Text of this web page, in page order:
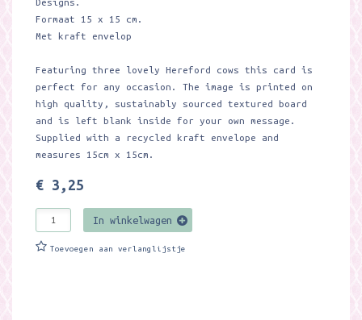
Formaat 15 x 15 cm.
Met kraft envelop
Featuring three lovely Hereford cows this card is
perfect for any occasion. The image is printed on
high quality, sustainably sourced textured board
and is left blank inside for your own message.
Supplied with a recycled kraft envelope and
measures 15cm x 15cm.
€ 3,25
In winkelwagen
Toevoegen aan verlanglijstje